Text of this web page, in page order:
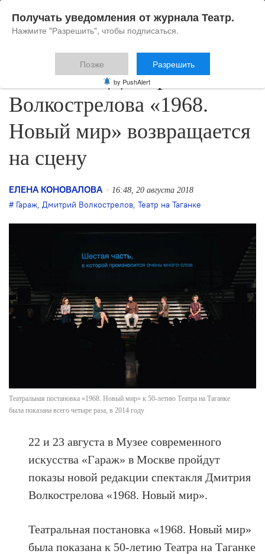
Спектакль Дмитрия
Волкострелова «1968.
Новый мир» возвращается
на сцену
ЕЛЕНА КОНОВАЛОВА 16:48, 20 августа 2018
Гараж, Дмитрий Волкострелов, Театр на Таганке
Театральная постановка «1968. Новый мир» к 50-летию Театра на Таганке
была показана всего четыре раза, в 2014 году
22 и 23 августа в Музее современного
искусства «Гараж» в Москве пройдут
показы новой редакции спектакля Дмитрия
Волкострелова «1968. Новый мир».
Театральная постановка «1968. Новый мир»
была показана к 50-летию Театра на Таганке
Получать уведомления от журнала Театр.
Нажмите "Разрешить", чтобы подписаться.
Позже Разрешить
by PushAlert